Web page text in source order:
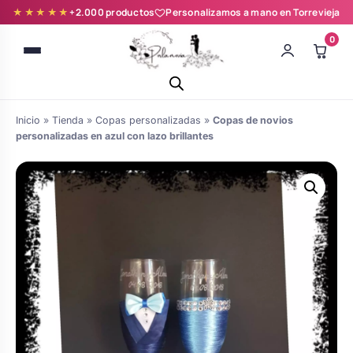
★★★★★+2.000 productos Personalizamos a mano en Torrevieja
0
novia y zapatillas
personalizadas
de boda
Árboles de Huellas para Primera
Batas de comunión personalizadas
para niña
Inicio » Tienda » Copas personalizadas » Copas de novios
personalizadas en azul con lazo brillantes